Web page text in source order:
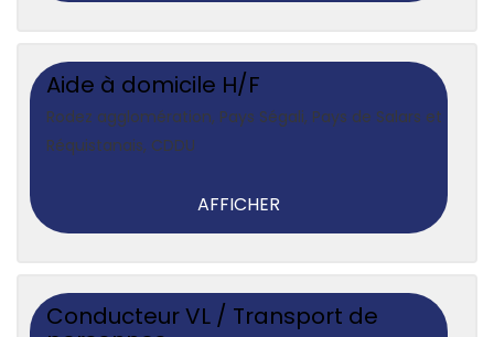
Aide à domicile H/F
Rodez agglomération, Pays Ségali, Pays de Salars et
Réquistanais, CDDU
AFFICHER
Conducteur VL / Transport de